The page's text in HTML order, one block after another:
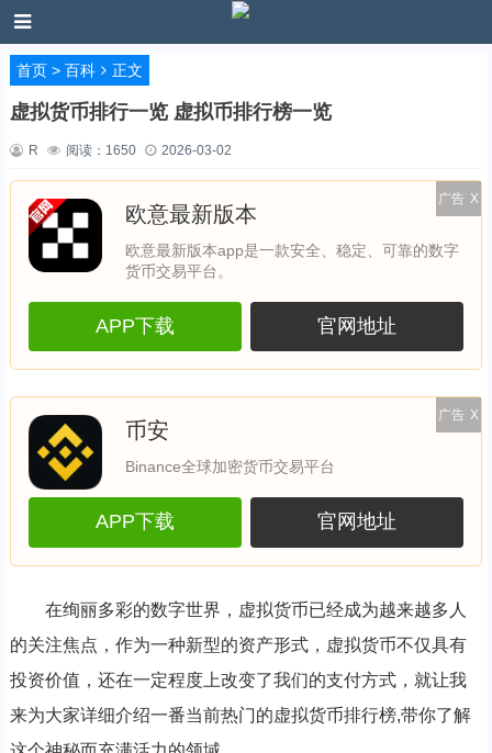
首页> 百科 正文
虚拟货币排行一览 虚拟币排行榜一览
R 阅读： 1650 2026-03-02
广告 X
欧意最新版本
欧意最新版本app是一款安全、稳定、可靠的数字
货币交易平台。
APP下载 官网地址
广告 X
币安
Binance全球加密货币交易平台
APP下载 官网地址
在绚丽多彩的数字世界，虚拟货币已经成为越来越多人
的关注焦点，作为一种新型的资产形式，虚拟货币不仅具有
投资价值，还在一定程度上改变了我们的支付方式，就让我
来为大家详细介绍一番当前热门的虚拟货币排行榜,带你了解